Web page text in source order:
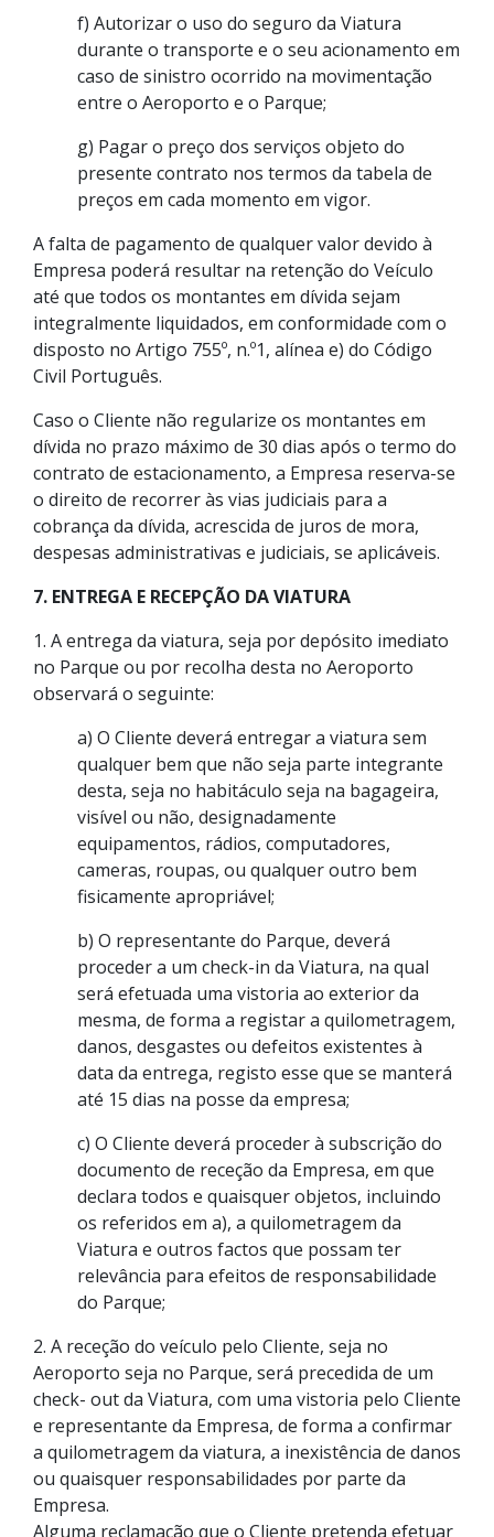
f) Autorizar o uso do seguro da Viatura
durante o transporte e o seu acionamento em
caso de sinistro ocorrido na movimentação
entre o Aeroporto e o Parque;
g) Pagar o preço dos serviços objeto do
presente contrato nos termos da tabela de
preços em cada momento em vigor.
A falta de pagamento de qualquer valor devido à
Empresa poderá resultar na retenção do Veículo
até que todos os montantes em dívida sejam
integralmente liquidados, em conformidade com o
disposto no Artigo 755º, n.º1, alínea e) do Código
Civil Português.
Caso o Cliente não regularize os montantes em
dívida no prazo máximo de 30 dias após o termo do
contrato de estacionamento, a Empresa reserva-se
o direito de recorrer às vias judiciais para a
cobrança da dívida, acrescida de juros de mora,
despesas administrativas e judiciais, se aplicáveis.
7. ENTREGA E RECEPÇÃO DA VIATURA
1. A entrega da viatura, seja por depósito imediato
no Parque ou por recolha desta no Aeroporto
observará o seguinte:
a) O Cliente deverá entregar a viatura sem
qualquer bem que não seja parte integrante
desta, seja no habitáculo seja na bagageira,
visível ou não, designadamente
equipamentos, rádios, computadores,
cameras, roupas, ou qualquer outro bem
fisicamente apropriável;
b) O representante do Parque, deverá
proceder a um check-in da Viatura, na qual
será efetuada uma vistoria ao exterior da
mesma, de forma a registar a quilometragem,
danos, desgastes ou defeitos existentes à
data da entrega, registo esse que se manterá
até 15 dias na posse da empresa;
c) O Cliente deverá proceder à subscrição do
documento de receção da Empresa, em que
declara todos e quaisquer objetos, incluindo
os referidos em a), a quilometragem da
Viatura e outros factos que possam ter
relevância para efeitos de responsabilidade
do Parque;
2. A receção do veículo pelo Cliente, seja no
Aeroporto seja no Parque, será precedida de um
check- out da Viatura, com uma vistoria pelo Cliente
e representante da Empresa, de forma a confirmar
a quilometragem da viatura, a inexistência de danos
ou quaisquer responsabilidades por parte da
Empresa.
Alguma reclamação que o Cliente pretenda efetuar